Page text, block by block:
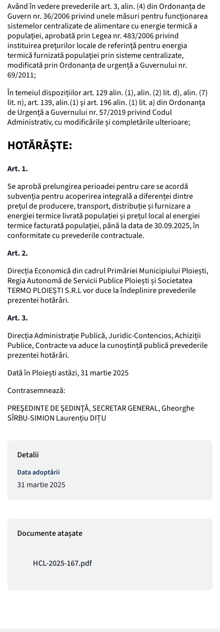
Având în vedere prevederile art. 3, alin. (4) din Ordonanța de
Guvern nr. 36/2006 privind unele măsuri pentru funcționarea
sistemelor centralizate de alimentare cu energie termică a
populației, aprobată prin Legea nr. 483/2006 privind
instituirea preţurilor locale de referinţă pentru energia
termică furnizată populaţiei prin sisteme centralizate,
modificată prin Ordonanța de urgență a Guvernului nr.
69/2011;
În temeiul dispozițiilor art. 129 alin. (1), alin. (2) lit. d), alin. (7)
lit. n), art. 139, alin.(1) și art. 196 alin. (1) lit. a) din Ordonanța
de Urgență a Guvernului nr. 57/2019 privind Codul
Administrativ, cu modificările și completările ulterioare;
HOTĂRĂŞTE:
Art. 1.
Se aprobă prelungirea perioadei pentru care se acordă
subvenția pentru acoperirea integrală a diferenței dintre
prețul de producere, transport, distribuție și furnizare a
energiei termice livrată populației și prețul local al energiei
termice facturată populației, până la data de 30.09.2025, în
conformitate cu prevederile contractuale.
Art. 2.
Direcția Economică din cadrul Primăriei Municipiului Ploiești,
Regia Autonomă de Servicii Publice Ploiești și Societatea
TERMO PLOIEȘTI S.R.L vor duce la îndeplinire prevederile
prezentei hotărâri.
Art. 3.
Direcția Administrație Publică, Juridic-Contencios, Achiziții
Publice, Contracte va aduce la cunoștință publică prevederile
prezentei hotărâri.
Dată în Ploiești astăzi, 31 martie 2025
Contrasemnează:
PREŞEDINTE DE ŞEDINŢĂ, SECRETAR GENERAL, Gheorghe
SÎRBU-SIMION Laurențiu DIȚU
Detalii
Data adoptării
31 martie 2025
Documente atașate
HCL-2025-167.pdf